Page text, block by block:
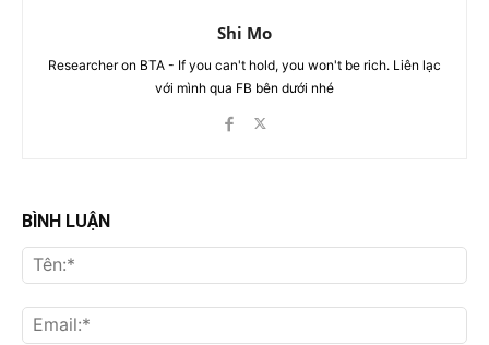
Shi Mo
Researcher on BTA - If you can't hold, you won't be rich. Liên lạc
với mình qua FB bên dưới nhé
BÌNH LUẬN